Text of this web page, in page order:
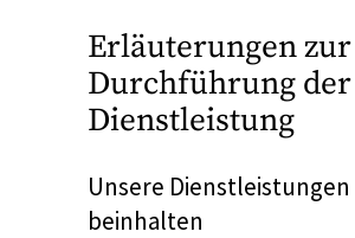
Erläuterungen zur
Durchführung der
Dienstleistung
Unsere Dienstleistungen
beinhalten